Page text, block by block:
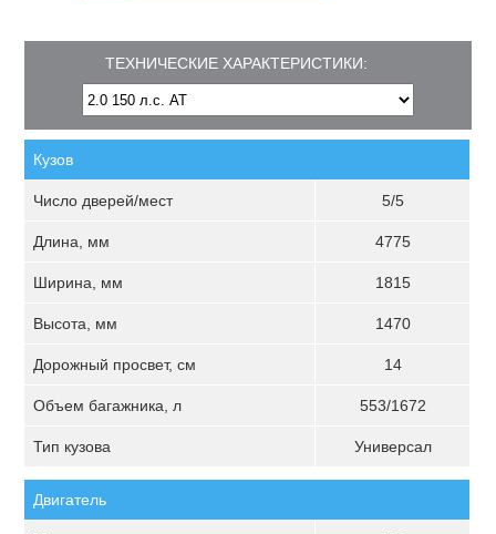
ТЕХНИЧЕСКИЕ ХАРАКТЕРИСТИКИ:
Кузов
Число дверей/мест 5/5
Длина, мм 4775
Ширина, мм 1815
Высота, мм 1470
Дорожный просвет, см 14
Объем багажника, л 553/1672
Тип кузова Универсал
Двигатель